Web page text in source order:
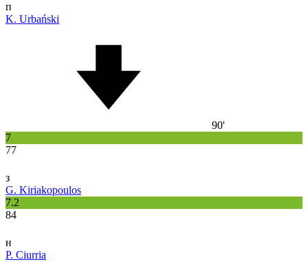
п
K. Urbański
90'
7
77
з
G. Kiriakopoulos
7.2
84
н
P. Ciurria